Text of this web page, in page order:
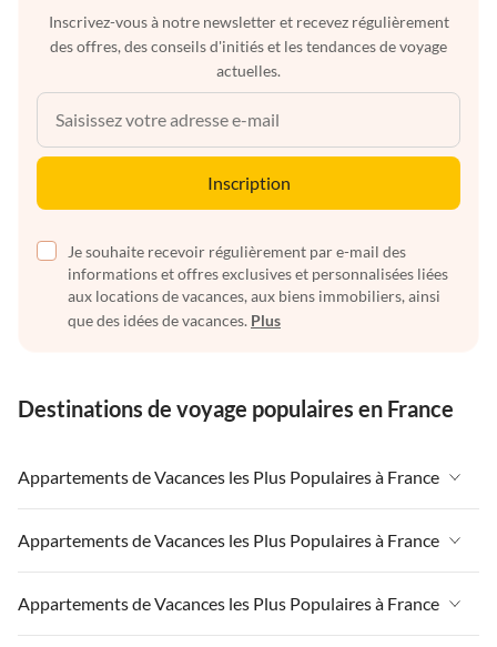
Inscrivez-vous à notre newsletter et recevez régulièrement
des offres, des conseils d'initiés et les tendances de voyage
actuelles.
Inscription
Je souhaite recevoir régulièrement par e-mail des
informations et offres exclusives et personnalisées liées
aux locations de vacances, aux biens immobiliers, ainsi
que des idées de vacances. Plus
Destinations de voyage populaires en France
Appartements de Vacances les Plus Populaires à France
Appartements de Vacances à France
Appartements de Vacances à Paris-Ile de France
Appartements de Vacances à Paris
Appartements de Vacances les Plus Populaires à France
Appartements de Vacances à France
Appartements de Vacances à Paris-Ile de France
Appartements de Vacances les Plus Populaires à France